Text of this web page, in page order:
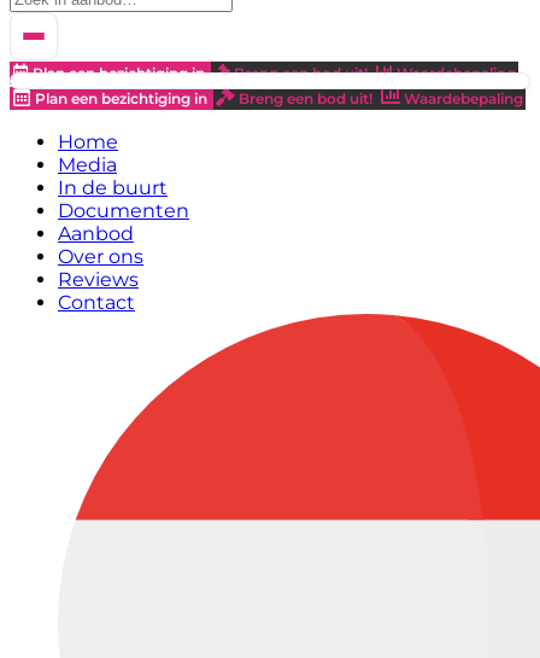
Plan een bezichtiging in Breng een bod uit!
Waardebepaling
Plan een bezichtiging in
Breng een bod uit! Waardebepaling
Home
Media
In de buurt
Documenten
Aanbod
Over ons
Reviews
Contact